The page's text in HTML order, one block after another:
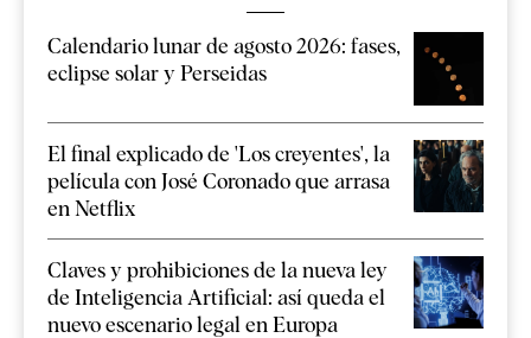
Calendario lunar de agosto 2026: fases,
eclipse solar y Perseidas
El final explicado de 'Los creyentes', la
película con José Coronado que arrasa
en Netflix
Claves y prohibiciones de la nueva ley
de Inteligencia Artificial: así queda el
nuevo escenario legal en Europa